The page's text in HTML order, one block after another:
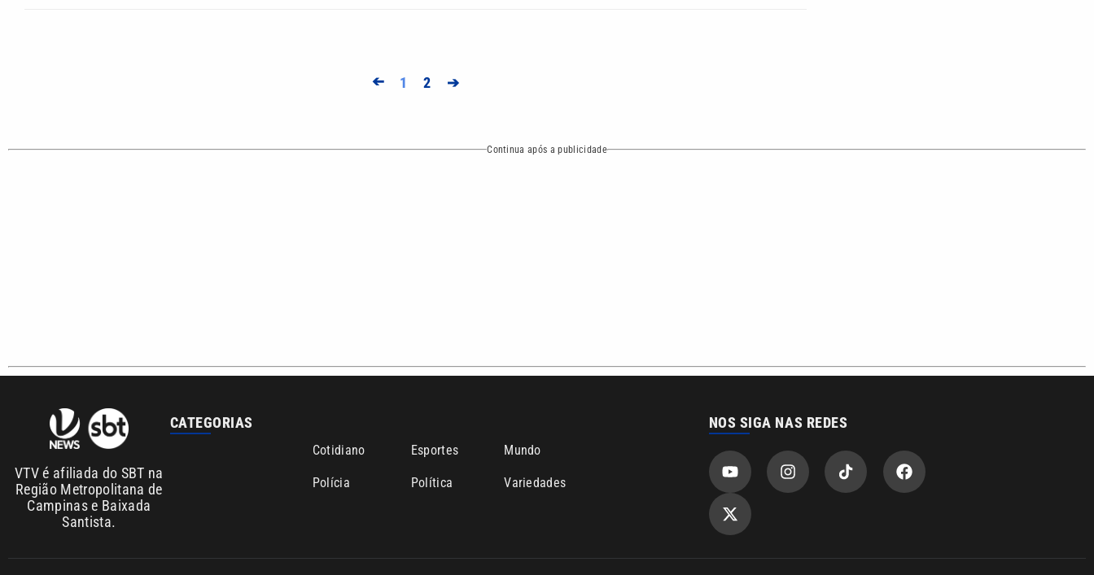
➔ 1 2 ➔
Continua após a publicidade
Sobre nós Anuncie agora com a emissora VTV SBT Área de cobertura que a VTV SBT acompanha: Entre em contato com a VTV News
Copyright © 2026. Todos os direitos reservados | Empresa de Comunicação PRM Ltda – CNPJ: 01.773.119.0001-60 Política de privacidade